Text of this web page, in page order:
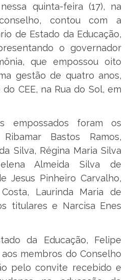
quinta-feira (17), na
contou com a
de Estado da Educação,
o governador
que empossou oito
gestão de quatro anos,
CEE, na Rua do Sol, em
empossados foram os
Bastos Ramos,
Silva, Régina Maria Silva
Almeida Silva de
Jesus Pinheiro Carvalho,
Laurinda Maria de
titulares e Narcisa Enes
da Educação, Felipe
membros do Conselho
pelo convite recebido e